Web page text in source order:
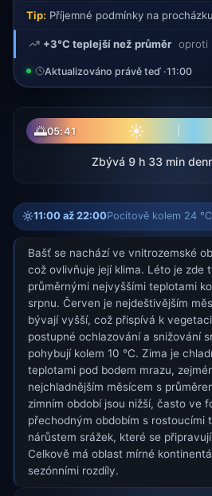
Tip: Příjemné podmínky na
+3°C teplejší než průměr oproti
Aktualizováno právě teď ·11:00
🌅05:41 ☀
Zbývá 9 h 33 min
11:00 až 22:00Pocitově kolem 24
Bašť se nachází ve vnitrozemské
což ovlivňuje její klima. Léto je zde
průměrnými nejvyššími teplotami
srpnu. Červen je nejdeštivějším
bývají vyšší, což přispívá k
postupné ochlazování a snižování
pohybují kolem 10 °C. Zima je
teplotami pod bodem mrazu,
nejchladnějším měsícem s
zimním období jsou nižší, často ve
přechodným obdobím s rostoucími
nárůstem srážek, které se
Celkově má oblast mírné
sezónními rozdíly.